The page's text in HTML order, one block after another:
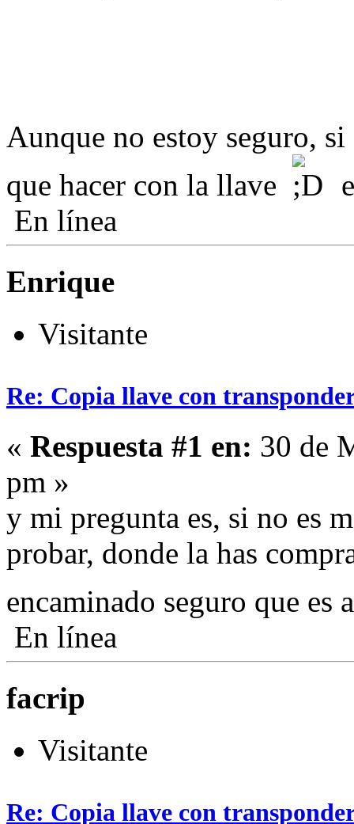
Aunque no estoy seguro,
que hacer con la llave
En línea
Enrique
Visitante
Re: Copia llave con
« Respuesta #1 en: 30 de
pm »
y mi pregunta es, si no es
probar, donde la has
encaminado seguro que es
En línea
facrip
Visitante
Re: Copia llave con